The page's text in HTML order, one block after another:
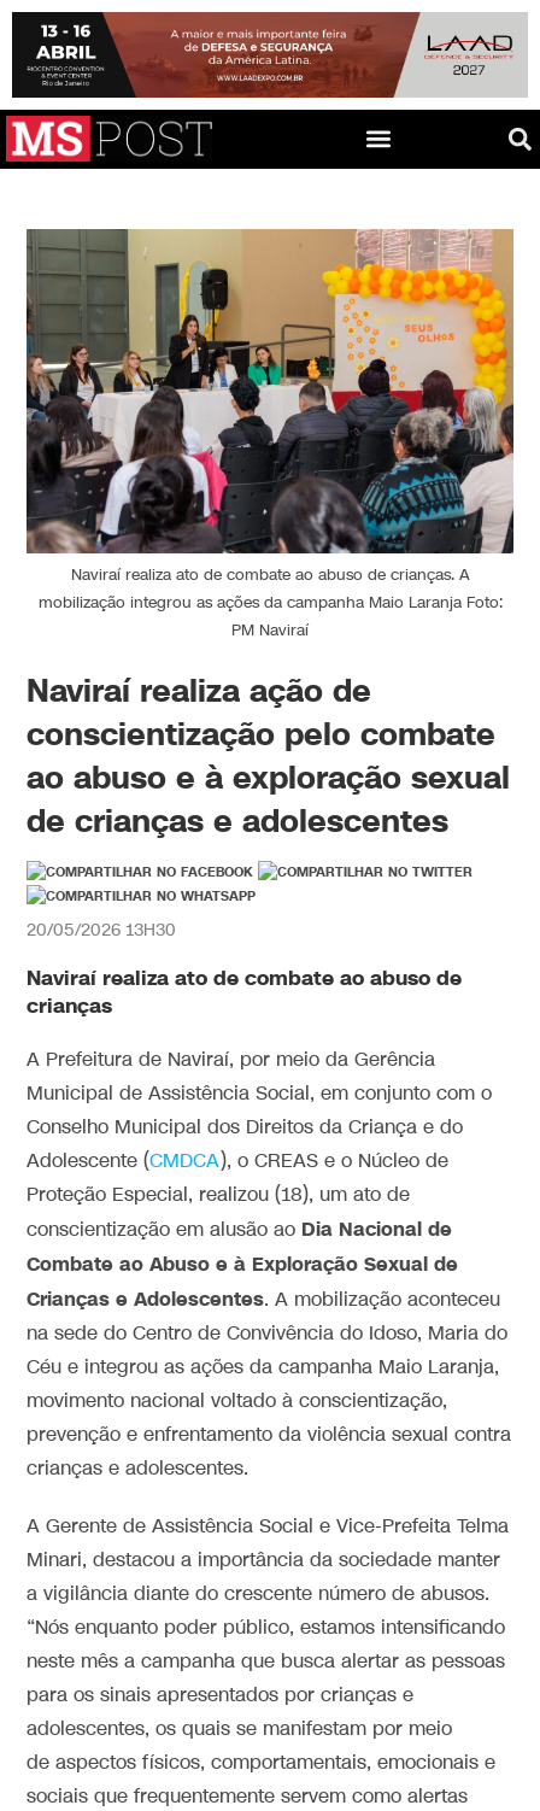
Naviraí realiza ato de combate ao abuso de crianças. A
mobilização integrou as ações da campanha Maio Laranja Foto:
PM Naviraí
Naviraí realiza ação de
conscientização pelo combate
ao abuso e à exploração sexual
de crianças e adolescentes
20/05/2026 13H30
Naviraí realiza ato de combate ao abuso de
crianças
A Prefeitura de Naviraí, por meio da Gerência
Municipal de Assistência Social, em conjunto com o
Conselho Municipal dos Direitos da Criança e do
Adolescente (CMDCA), o CREAS e o Núcleo de
Proteção Especial, realizou (18), um ato de
conscientização em alusão ao Dia Nacional de
Combate ao Abuso e à Exploração Sexual de
Crianças e Adolescentes. A mobilização aconteceu
na sede do Centro de Convivência do Idoso, Maria do
Céu e integrou as ações da campanha Maio Laranja,
movimento nacional voltado à conscientização,
prevenção e enfrentamento da violência sexual contra
crianças e adolescentes.
A Gerente de Assistência Social e Vice-Prefeita Telma
Minari, destacou a importância da sociedade manter
a vigilância diante do crescente número de abusos.
“Nós enquanto poder público, estamos intensificando
neste mês a campanha que busca alertar as pessoas
para os sinais apresentados por crianças e
adolescentes, os quais se manifestam por meio
de aspectos físicos, comportamentais, emocionais e
sociais que frequentemente servem como alertas